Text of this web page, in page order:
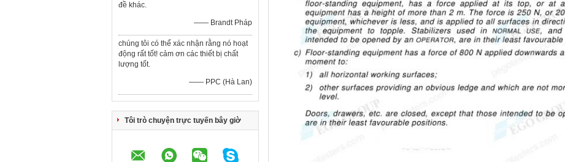
đề khác.
—— Brandt Pháp
chúng tôi có thể xác nhận rằng nó hoạt
động rất tốt! cảm ơn các thiết bị chất
lượng tốt.
—— PPC (Hà Lan)
Tôi trò chuyện trực tuyến bây giờ